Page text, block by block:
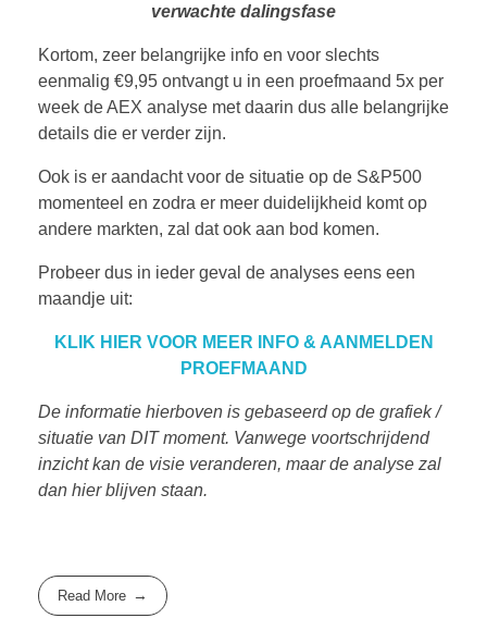
verwachte dalingsfase
Kortom, zeer belangrijke info en voor slechts
eenmalig €9,95 ontvangt u in een proefmaand 5x per
week de AEX analyse met daarin dus alle belangrijke
details die er verder zijn.
Ook is er aandacht voor de situatie op de S&P500
momenteel en zodra er meer duidelijkheid komt op
andere markten, zal dat ook aan bod komen.
Probeer dus in ieder geval de analyses eens een
maandje uit:
KLIK HIER VOOR MEER INFO & AANMELDEN
PROEFMAAND
De informatie hierboven is gebaseerd op de grafiek /
situatie van DIT moment. Vanwege voortschrijdend
inzicht kan de visie veranderen, maar de analyse zal
dan hier blijven staan.
Read More